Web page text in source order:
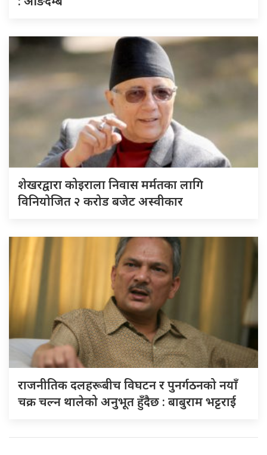
शेखरद्वारा कोइराला निवास मर्मतका लागि
विनियोजित २ करोड बजेट अस्वीकार
राजनीतिक दलहरूबीच विघटन र पुनर्गठनको नयाँ
चक्र चल्न थालेको अनुभूत हुँदैछ : बाबुराम भट्टराई